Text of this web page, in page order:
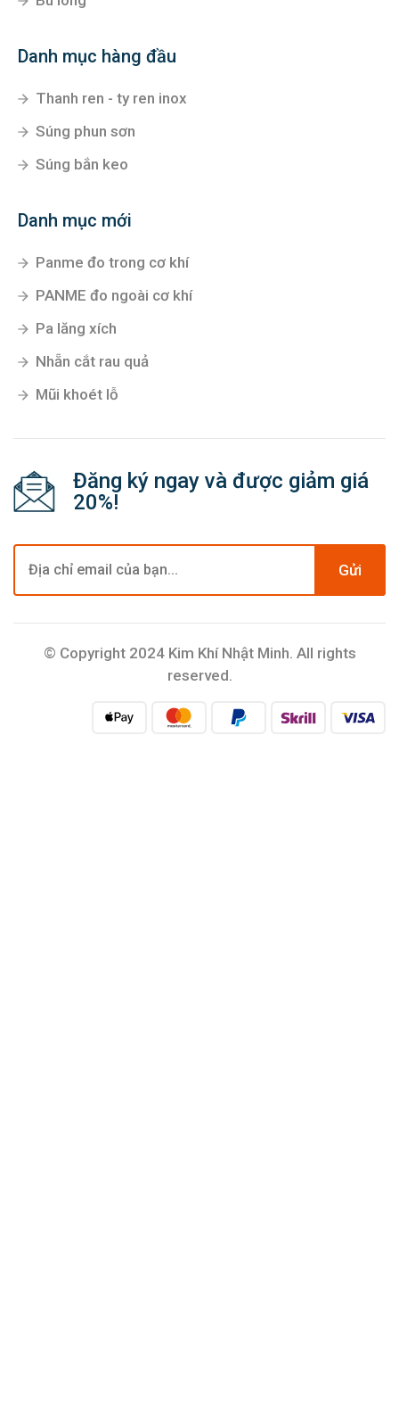
Danh mục hàng đầu
Thanh ren - ty ren inox
Súng phun sơn
Súng bắn keo
Danh mục mới
Panme đo trong cơ khí
PANME đo ngoài cơ khí
Pa lăng xích
Nhẵn cắt rau quả
Mũi khoét lỗ
Đăng ký ngay và được giảm giá
20%!
Gửi
© Copyright 2024 Kim Khí Nhật Minh. All rights
reserved.